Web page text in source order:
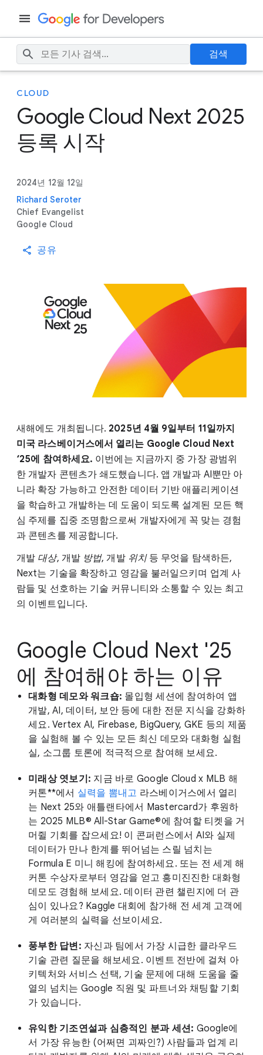
검색
CLOUD
Google Cloud Next 2025
등록 시작
2024년 12월 12일
Richard Seroter
Chief Evangelist
Google Cloud
공유
새해에도 개최됩니다.2025년 4월 9일부터 11일까지
미국 라스베이거스에서 열리는 Google Cloud Next
‘25에 참여하세요. 이번에는 지금까지 중 가장 광범위
한 개발자 콘텐츠가 쇄도했습니다. 앱 개발과 AI뿐만 아
니라 확장 가능하고 안전한 데이터 기반 애플리케이션
을 학습하고 개발하는 데 도움이 되도록 설계된 모든 핵
심 주제를 집중 조명함으로써 개발자에게 꼭 맞는 경험
과 콘텐츠를 제공합니다.
개발 대상, 개발 방법, 개발 위치등 무엇을 탐색하든,
Next는 기술을 확장하고 영감을 불러일으키며 업계 사
람들 및 선호하는 기술 커뮤니티와 소통할 수 있는 최고
의 이벤트입니다.
Google Cloud Next '25
에 참여해야 하는 이유
대화형 데모와 워크숍: 몰입형 세션에 참여하여 앱
개발, AI, 데이터, 보안 등에 대한 전문 지식을 강화하
세요. Vertex AI, Firebase, BigQuery, GKE 등의 제품
을 실험해 볼 수 있는 모든 최신 데모와 대화형 실험
실, 소그룹 토론에 적극적으로 참여해 보세요.
미래상 엿보기: 지금 바로 Google Cloud x MLB 해
커톤**에서 실력을 뽐내고 라스베이거스에서 열리
는 Next 25와 애틀랜타에서 Mastercard가 후원하
는 2025 MLB® All-Star Game®에 참여할 티켓을 거
머쥘 기회를 잡으세요! 이 콘퍼런스에서 AI와 실제
데이터가 만나 한계를 뛰어넘는 스릴 넘치는
Formula E 미니 해킹에 참여하세요. 또는 전 세계 해
커톤 수상자로부터 영감을 얻고 흥미진진한 대화형
데모도 경험해 보세요. 데이터 관련 챌린지에 더 관
심이 있나요? Kaggle 대회에 참가해 전 세계 고객에
게 여러분의 실력을 선보이세요.
풍부한 답변: 자신과 팀에서 가장 시급한 클라우드
기술 관련 질문을 해보세요. 이벤트 전반에 걸쳐 아
키텍처와 서비스 선택, 기술 문제에 대해 도움을 줄
열의 넘치는 Google 직원 및 파트너와 채팅할 기회
가 있습니다.
유익한 기조연설과 심층적인 분과 세션: Google에
서 가장 유능한 (어쩌면 괴짜인?) 사람들과 업계 리